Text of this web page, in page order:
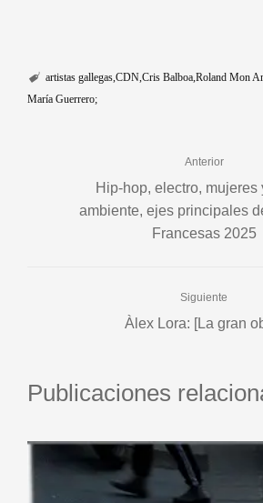
artistas gallegas CDN Cris Balboa Roland Mon
María Guerrero;
Anterior
Hip-hop, electro, mujeres
ambiente, ejes principales
Francesas 2025
Siguiente
Àlex Lora: [La gran
Publicaciones